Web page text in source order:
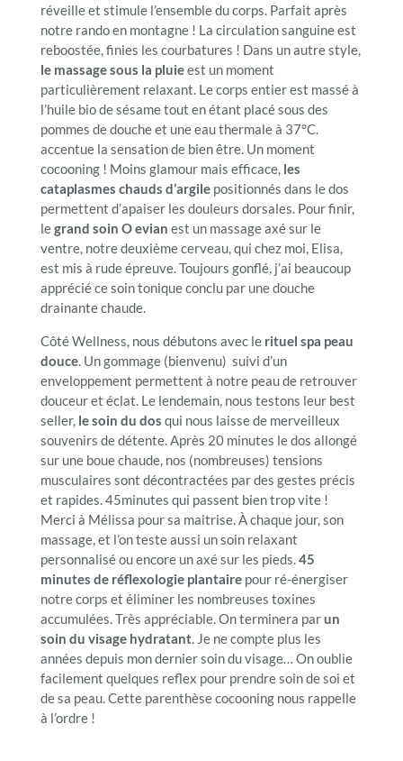
réveille et stimule l’ensemble du corps. Parfait après
notre rando en montagne ! La circulation sanguine est
reboostée, finies les courbatures ! Dans un autre style,
le massage sous la pluieest un moment
particulièrement relaxant. Le corps entier est massé à
l’huile bio de sésame tout en étant placé sous des
pommes de douche et une eau thermale à 37°C.
accentue la sensation de bien être. Un moment
cocooning ! Moins glamour mais efficace, les
cataplasmes chauds d’argilepositionnés dans le dos
permettent d’apaiser les douleurs dorsales. Pour finir,
legrand soin O evian est un massage axé sur le
ventre, notre deuxième cerveau, qui chez moi, Elisa,
est mis à rude épreuve. Toujours gonflé, j’ai beaucoup
apprécié ce soin tonique conclu par une douche
drainante chaude.
Côté Wellness, nous débutons avec le rituel spa peau
douce. Un gommage (bienvenu) suivi d’un
enveloppement permettent à notre peau de retrouver
douceur et éclat. Le lendemain, nous testons leur best
seller, le soin du dos qui nous laisse de merveilleux
souvenirs de détente. Après 20 minutes le dos allongé
sur une boue chaude, nos (nombreuses) tensions
musculaires sont décontractées par des gestes précis
et rapides. 45minutes qui passent bien trop vite !
Merci à Mélissa pour sa maitrise. À chaque jour, son
massage, et l’on teste aussi un soin relaxant
personnalisé ou encore un axé sur les pieds.45
minutes de réflexologie plantairepour ré-énergiser
notre corps et éliminer les nombreuses toxines
accumulées. Très appréciable. On terminera parun
soin du visage hydratant. Je ne compte plus les
années depuis mon dernier soin du visage… On oublie
facilement quelques reflex pour prendre soin de soi et
de sa peau. Cette parenthèse cocooning nous rappelle
à l’ordre !